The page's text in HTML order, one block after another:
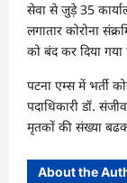
सेवा से जुड़े 35
लगातार कोरोना
को बंद कर दिया गया
पटना एम्स में भर्ती
पदाधिकारी डॉ.
मृतकों की संख्या
About the